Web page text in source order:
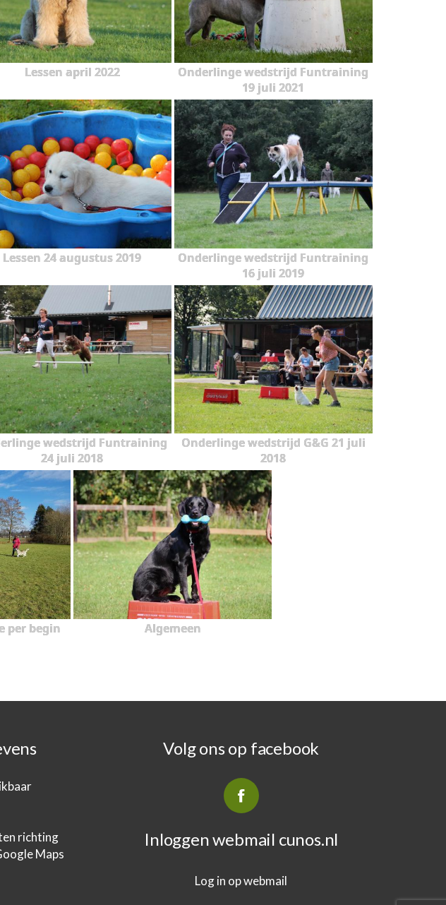
Lessen april 2022
Onderlinge wedstrijd Funtraining
19 juli 2021
Lessen 24 augustus 2019
Onderlinge wedstrijd Funtraining
16 juli 2019
wedstrijd Funtraining
24 juli 2018
Onderlinge wedstrijd G&G 21 juli
2018
per begin
Algemeen
richting
Maps
Volg ons op facebook
Inloggen webmail cunos.nl
Log in op webmail